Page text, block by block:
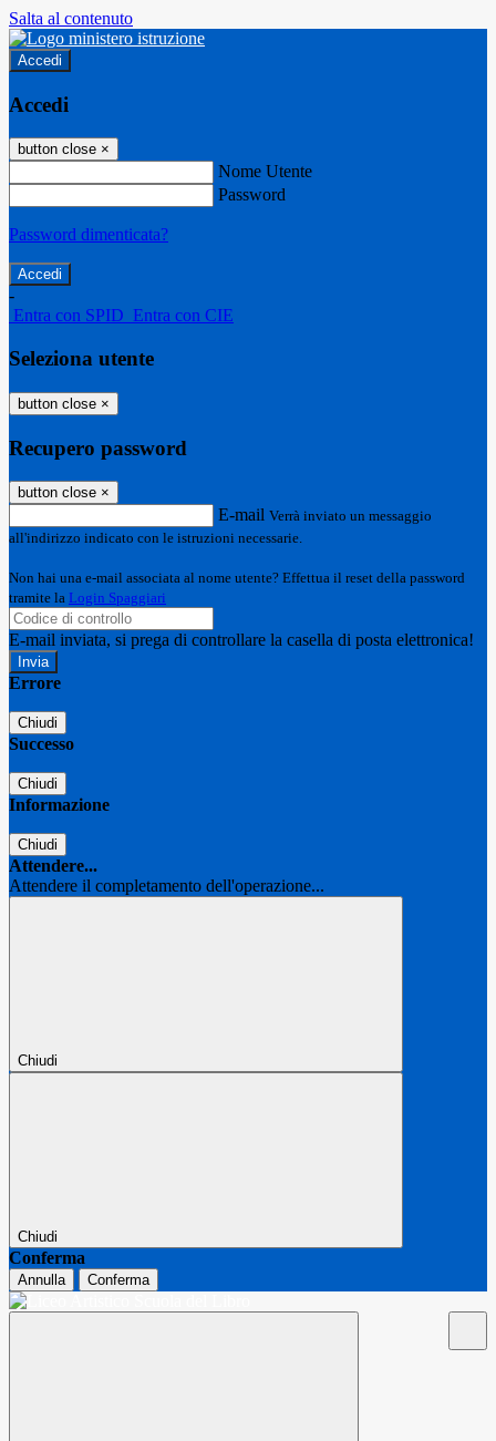
Salta al contenuto
Accedi
Accedi
button close ×
Nome Utente
Password
Password dimenticata?
-
Entra con SPID Entra con CIE
Seleziona utente
button close ×
Recupero password
button close ×
E-mail Verrà inviato un messaggio
all'indirizzo indicato con le istruzioni necessarie.
Non hai una e-mail associata al nome utente? Effettua il reset della password
tramite la Login Spaggiari
E-mail inviata, si prega di controllare la casella di posta elettronica!
Errore
Chiudi
Successo
Chiudi
Informazione
Chiudi
Attendere...
Attendere il completamento dell'operazione...
Chiudi
Chiudi
Conferma
Annulla Conferma